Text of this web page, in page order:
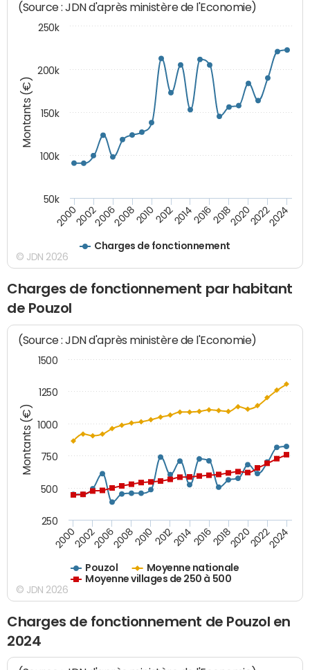
Montants (€)
(Source : JDN d'après ministère de l'Economie)
Charges de fonctionnement
200020022006200820102012201420162018202020222024
50k
100k
150k
200k
250k
© JDN 2026
Charges de fonctionnement par habitant
de Pouzol
Montants (€)
(Source : JDN d'après ministère de l'Economie)
Pouzol
Moyenne nationale
Moyenne villages de 250 à 500
200020022006200820102012201420162018202020222024
250
500
750
1000
1250
1500
© JDN 2026
Charges de fonctionnement de Pouzol en
2024